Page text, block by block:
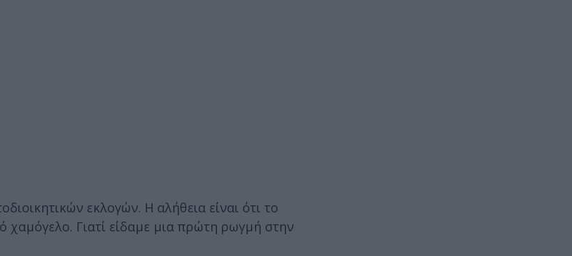
εκλογών. Η αλήθεια είναι ότι το
Γιατί είδαμε μια πρώτη ρωγμή στην